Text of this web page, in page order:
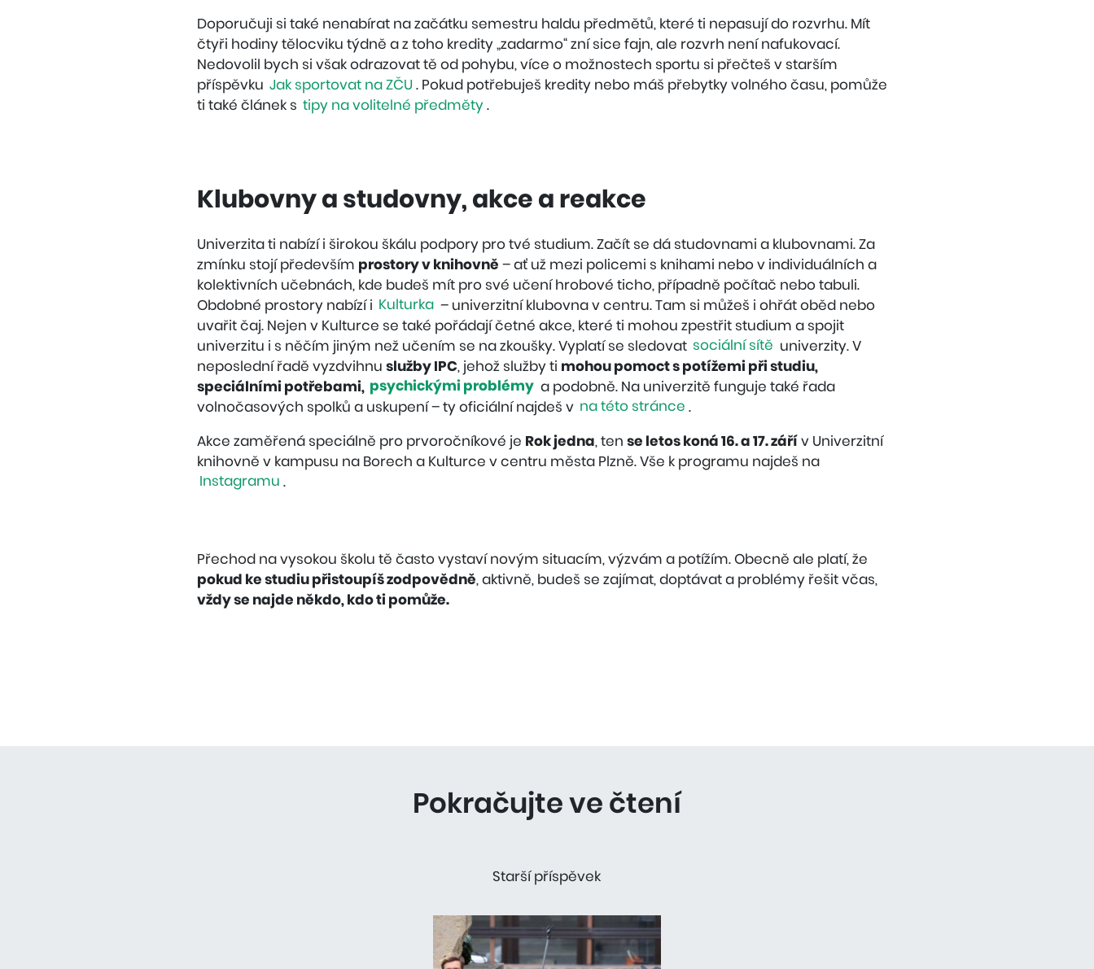
Doporučuji si také nenabírat na začátku semestru haldu předmětů, které ti nepasují do rozvrhu. Mít
čtyři hodiny tělocviku týdně a z toho kredity „zadarmo“ zní sice fajn, ale rozvrh není nafukovací.
Nedovolil bych si však odrazovat tě od pohybu, více o možnostech sportu si přečteš v starším
příspěvku Jak sportovat na ZČU . Pokud potřebuješ kredity nebo máš přebytky volného času, pomůže
ti také článek s tipy na volitelné předměty.
Klubovny a studovny, akce a reakce
Univerzita ti nabízí i širokou škálu podpory pro tvé studium. Začít se dá studovnami a klubovnami. Za
zmínku stojí především prostory v knihovně – ať už mezi policemi s knihami nebo v individuálních a
kolektivních učebnách, kde budeš mít pro své učení hrobové ticho, případně počítač nebo tabuli.
Obdobné prostory nabízí i Kulturka – univerzitní klubovna v centru. Tam si můžeš i ohřát oběd nebo
uvařit čaj. Nejen v Kulturce se také pořádají četné akce, které ti mohou zpestřit studium a spojit
univerzitu i s něčím jiným než učením se na zkoušky. Vyplatí se sledovat sociální sítě univerzity. V
neposlední řadě vyzdvihnu služby IPC, jehož služby ti mohou pomoct s potížemi při studiu,
speciálními potřebami, psychickými problémy a podobně. Na univerzitě funguje také řada
volnočasových spolků a uskupení – ty oficiální najdeš v na této stránce .
Akce zaměřená speciálně pro prvoročníkové je Rok jedna, ten se letos koná 16. a 17. zářív Univerzitní
knihovně v kampusu na Borech a Kulturce v centru města Plzně. Vše k programu najdeš na
Instagramu .
Přechod na vysokou školu tě často vystaví novým situacím, výzvám a potížím. Obecně ale platí, že
pokud ke studiu přistoupíš zodpovědně, aktivně, budeš se zajímat, doptávat a problémy řešit včas,
vždy se najde někdo, kdo ti pomůže.
Pokračujte ve čtení
Starší příspěvek